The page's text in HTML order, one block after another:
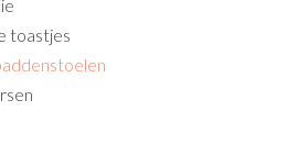
toastjes